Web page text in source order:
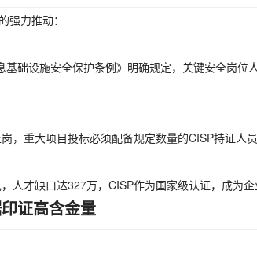
强力推动：
基础设施安全保护条例》明确规定，关键安全岗位
，重大项目投标必须配备规定数量的CISP持证人员
人才缺口达327万，CISP作为国家级认证，成为企
证高含金量